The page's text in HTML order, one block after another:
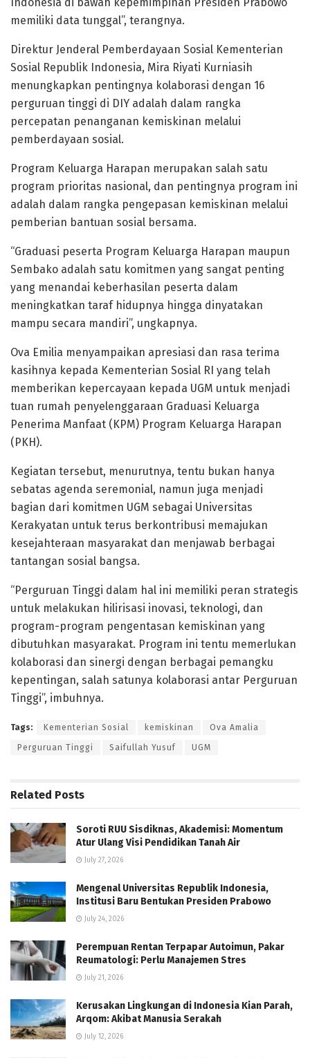
Indonesia di bawah kepemimpinan Presiden Prabowo
memiliki data tunggal”, terangnya.
Direktur Jenderal Pemberdayaan Sosial Kementerian
Sosial Republik Indonesia, Mira Riyati Kurniasih
menungkapkan pentingnya kolaborasi dengan 16
perguruan tinggi di DIY adalah dalam rangka
percepatan penanganan kemiskinan melalui
pemberdayaan sosial.
Program Keluarga Harapan merupakan salah satu
program prioritas nasional, dan pentingnya program ini
adalah dalam rangka pengepasan kemiskinan melalui
pemberian bantuan sosial bersama.
“Graduasi peserta Program Keluarga Harapan maupun
Sembako adalah satu komitmen yang sangat penting
yang menandai keberhasilan peserta dalam
meningkatkan taraf hidupnya hingga dinyatakan
mampu secara mandiri”, ungkapnya.
Ova Emilia menyampaikan apresiasi dan rasa terima
kasihnya kepada Kementerian Sosial RI yang telah
memberikan kepercayaan kepada UGM untuk menjadi
tuan rumah penyelenggaraan Graduasi Keluarga
Penerima Manfaat (KPM) Program Keluarga Harapan
(PKH).
Kegiatan tersebut, menurutnya, tentu bukan hanya
sebatas agenda seremonial, namun juga menjadi
bagian dari komitmen UGM sebagai Universitas
Kerakyatan untuk terus berkontribusi memajukan
kesejahteraan masyarakat dan menjawab berbagai
tantangan sosial bangsa.
“Perguruan Tinggi dalam hal ini memiliki peran strategis
untuk melakukan hilirisasi inovasi, teknologi, dan
program-program pengentasan kemiskinan yang
dibutuhkan masyarakat. Program ini tentu memerlukan
kolaborasi dan sinergi dengan berbagai pemangku
kepentingan, salah satunya kolaborasi antar Perguruan
Tinggi”, imbuhnya.
Tags: Kementerian Sosial kemiskinan Ova Amalia
Perguruan Tinggi Saifullah Yusuf UGM
Related Posts
Soroti RUU Sisdiknas, Akademisi: Momentum
Atur Ulang Visi Pendidikan Tanah Air
July 27, 2026
Mengenal Universitas Republik Indonesia,
Institusi Baru Bentukan Presiden Prabowo
July 24, 2026
Perempuan Rentan Terpapar Autoimun, Pakar
Reumatologi: Perlu Manajemen Stres
July 21, 2026
Kerusakan Lingkungan di Indonesia Kian Parah,
Arqom: Akibat Manusia Serakah
July 12, 2026